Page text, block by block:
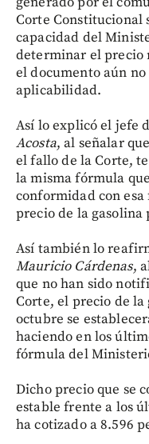
Corte
capacidad del
determinar el precio
el documento aún
aplicabilidad.
Así lo explicó el jefe
Acosta, al señalar
el fallo de la Corte,
la misma fórmula
conformidad con
precio de la gasolina
Así también lo
Mauricio Cárdenas,
que no han sido
Corte, el precio de la
octubre se
haciendo en los
fórmula del
Dicho precio que se
estable frente a los
ha cotizado a 8.596